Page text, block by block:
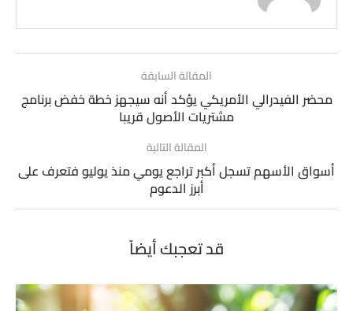
المقالة السابقة
محضر الفيدرالي الأمريكي يؤكد أنه سيجهز خطة خفض برنامج
مشتريات الأصول قريبا
المقالة التالية
أسواق الأسهم تسجل أكبر تراجع يومي منذ يوليو فتعرف على
أبرز الدعوم
قد تعجبك أيضاً